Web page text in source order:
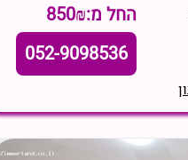
החל מ:850₪
052-9098536